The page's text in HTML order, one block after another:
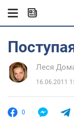
Леся
16.06.2011
0